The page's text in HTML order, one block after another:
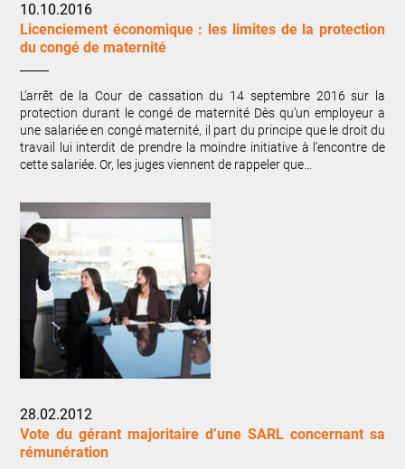
10.10.2016
Licenciement économique : les limites de la protection
du congé de maternité
L’arrêt de la Cour de cassation du 14 septembre 2016 sur la
protection durant le congé de maternité Dès qu’un employeur a
une salariée en congé maternité, il part du principe que le droit du
travail lui interdit de prendre la moindre initiative à l’encontre de
cette salariée. Or, les juges viennent de rappeler que…
28.02.2012
Vote du gérant majoritaire d’une SARL concernant sa
rémunération